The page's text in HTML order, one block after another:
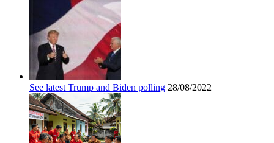
See latest Trump and Biden polling 28/08/2022